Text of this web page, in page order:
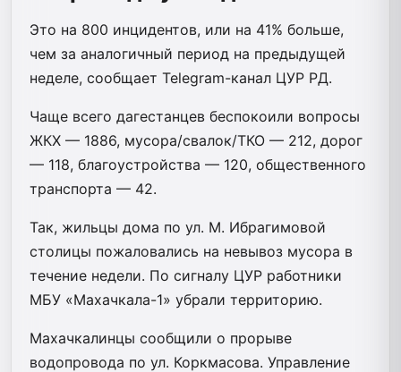
Это на 800 инцидентов, или на 41% больше,
чем за аналогичный период на предыдущей
неделе, сообщает Telegram-канал ЦУР РД.
Чаще всего дагестанцев беспокоили вопросы
ЖКХ — 1886, мусора/свалок/ТКО — 212, дорог
— 118, благоустройства — 120, общественного
транспорта — 42.
Так, жильцы дома по ул. М. Ибрагимовой
столицы пожаловались на невывоз мусора в
течение недели. По сигналу ЦУР работники
МБУ «Махачкала-1» убрали территорию.
Махачкалинцы сообщили о прорыве
водопровода по ул. Коркмасова. Управление